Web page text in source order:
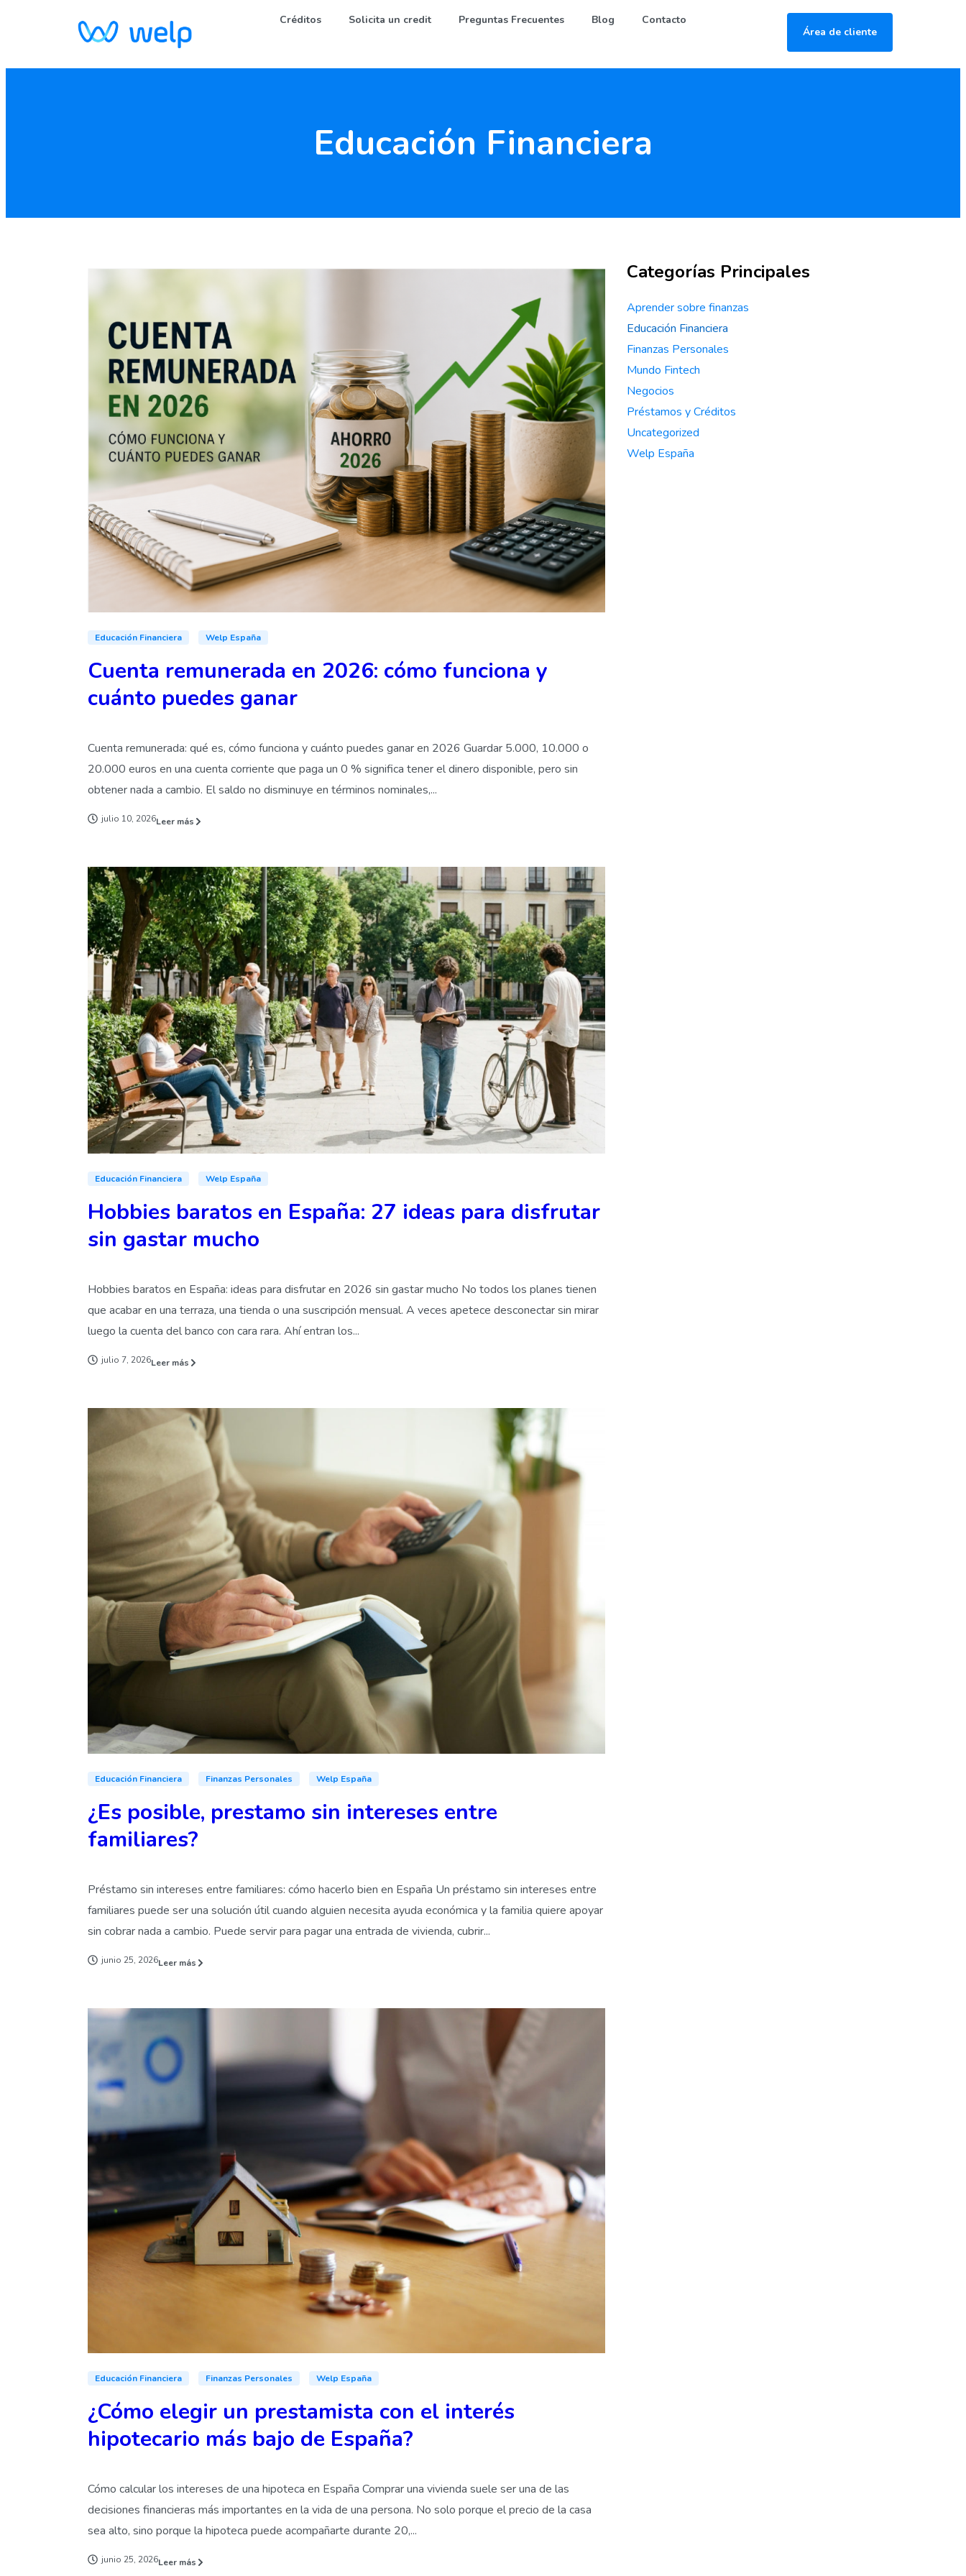
Créditos Solicita un credit Preguntas Frecuentes Blog
Contacto
Área de cliente
Educación Financiera
Educación Financiera Welp España
Cuenta remunerada en 2026: cómo funciona y
cuánto puedes ganar
Cuenta remunerada: qué es, cómo funciona y cuánto puedes ganar en 2026 Guardar 5.000, 10.000 o
20.000 euros en una cuenta corriente que paga un 0 % significa tener el dinero disponible, pero sin
obtener nada a cambio. El saldo no disminuye en términos nominales,...
julio 10, 2026Leer más
Educación Financiera Welp España
Hobbies baratos en España: 27 ideas para disfrutar
sin gastar mucho
Hobbies baratos en España: ideas para disfrutar en 2026 sin gastar mucho No todos los planes tienen
que acabar en una terraza, una tienda o una suscripción mensual. A veces apetece desconectar sin mirar
luego la cuenta del banco con cara rara. Ahí entran los...
julio 7, 2026Leer más
Educación Financiera Finanzas Personales Welp España
¿Es posible, prestamo sin intereses entre
familiares?
Préstamo sin intereses entre familiares: cómo hacerlo bien en España Un préstamo sin intereses entre
familiares puede ser una solución útil cuando alguien necesita ayuda económica y la familia quiere apoyar
sin cobrar nada a cambio. Puede servir para pagar una entrada de vivienda, cubrir...
junio 25, 2026Leer más
Educación Financiera Finanzas Personales Welp España
¿Cómo elegir un prestamista con el interés
hipotecario más bajo de España?
Cómo calcular los intereses de una hipoteca en España Comprar una vivienda suele ser una de las
decisiones financieras más importantes en la vida de una persona. No solo porque el precio de la casa
sea alto, sino porque la hipoteca puede acompañarte durante 20,...
junio 25, 2026Leer más
Categorías Principales
Aprender sobre finanzas
Educación Financiera
Finanzas Personales
Mundo Fintech
Negocios
Préstamos y Créditos
Uncategorized
Welp España